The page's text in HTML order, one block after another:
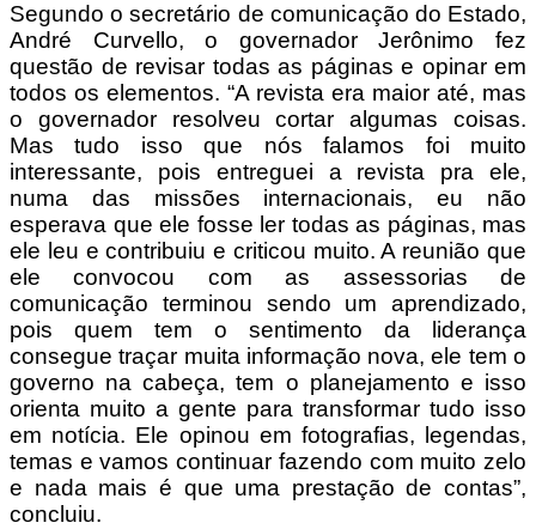
Segundo o secretário de comunicação do Estado,
André Curvello, o governador Jerônimo fez
questão de revisar todas as páginas e opinar em
todos os elementos. “A revista era maior até, mas
o governador resolveu cortar algumas coisas.
Mas tudo isso que nós falamos foi muito
interessante, pois entreguei a revista pra ele,
numa das missões internacionais, eu não
esperava que ele fosse ler todas as páginas, mas
ele leu e contribuiu e criticou muito. A reunião que
ele convocou com as assessorias de
comunicação terminou sendo um aprendizado,
pois quem tem o sentimento da liderança
consegue traçar muita informação nova, ele tem o
governo na cabeça, tem o planejamento e isso
orienta muito a gente para transformar tudo isso
em notícia. Ele opinou em fotografias, legendas,
temas e vamos continuar fazendo com muito zelo
e nada mais é que uma prestação de contas”,
concluiu.